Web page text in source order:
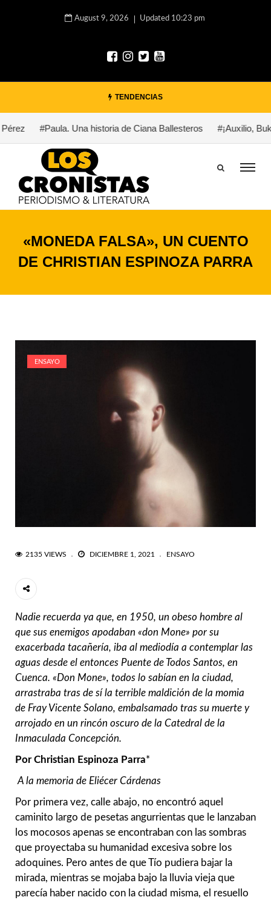
August 9, 2026 Updated 10:23 pm
TENDENCIAS
#Paula. Una historia de Ciana Ballesteros #¡Auxilio,
«MONEDA FALSA», UN CUENTO
DE CHRISTIAN ESPINOZA PARRA
ENSAYO
2135 VIEWS DICIEMBRE 1, 2021 ENSAYO
Nadie recuerda ya que, en 1950, un obeso hombre al
que sus enemigos apodaban «don Mone» por su
exacerbada tacañería, iba al mediodía a contemplar las
aguas desde el entonces Puente de Todos Santos, en
Cuenca. «Don Mone», todos lo sabían en la ciudad,
arrastraba tras de sí la terrible maldición de la momia
de Fray Vicente Solano, embalsamado tras su muerte y
arrojado en un rincón oscuro de la Catedral de la
Inmaculada Concepción.
Por Christian Espinoza Parra*
A la memoria de Eliécer Cárdenas
Por primera vez, calle abajo, no encontró aquel
caminito largo de pesetas angurrientas que le lanzaban
los mocosos apenas se encontraban con las sombras
que proyectaba su humanidad excesiva sobre los
adoquines. Pero antes de que Tío pudiera bajar la
mirada, mientras se mojaba bajo la lluvia vieja que
parecía haber nacido con la ciudad misma, el resuello